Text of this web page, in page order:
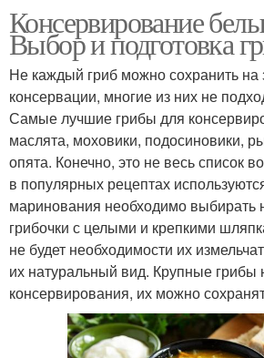
Консервирование
Выбор и подготовка
Не каждый гриб можно сохранить на
консервации, многие из них не
Самые лучшие грибы для
маслята, моховики, подосиновики,
опята. Конечно, это не весь список
в популярных рецептах
маринования необходимо выбирать
грибочки с целыми и крепкими
не будет необходимости их
их натуральный вид. Крупные грибы
консервирования, их можно